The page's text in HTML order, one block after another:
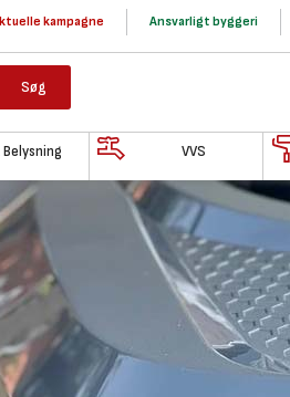
kampagne Ansvarligt byggeri
Søg
Belysning VVS